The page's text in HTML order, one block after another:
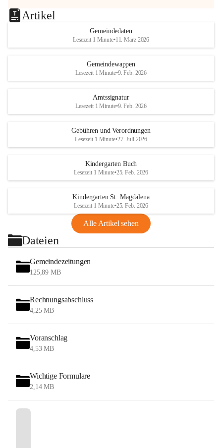
Artikel
Gemeindedaten
Lesezeit 1 Minute•11. März 2026
Gemeindewappen
Lesezeit 1 Minute•9. Feb. 2026
Amtssignatur
Lesezeit 1 Minute•9. Feb. 2026
Gebühren und Verordnungen
Lesezeit 1 Minute•27. Juli 2026
Kindergarten Buch
Lesezeit 1 Minute•25. Feb. 2026
Kindergarten St. Magdalena
Lesezeit 1 Minute•25. Feb. 2026
Alle Artikel sehen
Dateien
Gemeindezeitungen
125,89 MB
Rechnungsabschluss
4,25 MB
Voranschlag
4,53 MB
Wichtige Formulare
2,14 MB